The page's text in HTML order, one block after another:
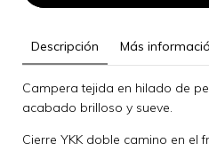
Descripción Más
Campera tejida en hilado de
acabado brilloso y sueve.
Cierre YKK doble camino en el